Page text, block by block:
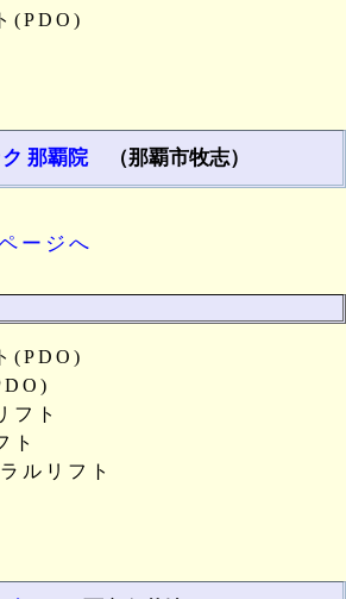
(PDO)
那覇院（那覇市牧志）
ージへ
(PDO)
フト
ト
ルリフト